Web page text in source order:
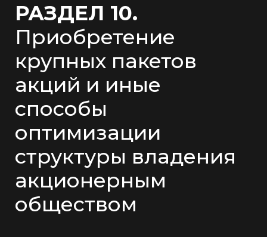
РАЗДЕЛ 10.
Приобретение
крупных пакетов
акций и иные
способы
оптимизации
структуры владения
акционерным
обществом